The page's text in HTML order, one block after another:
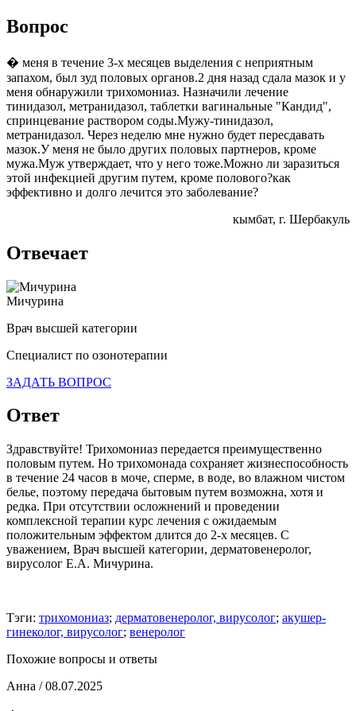
Вопрос
� меня в течение 3-х месяцев выделения с неприятным
запахом, был зуд половых органов.2 дня назад сдала мазок и у
меня обнаружили трихомониаз. Назначили лечение
тинидазол, метранидазол, таблетки вагинальные "Кандид",
спринцевание раствором соды.Мужу-тинидазол,
метранидазол. Через неделю мне нужно будет пересдавать
мазок.У меня не было других половых партнеров, кроме
мужа.Муж утверждает, что у него тоже.Можно ли заразиться
этой инфекцией другим путем, кроме полового?как
эффективно и долго лечится это заболевание?
кымбат, г. Шербакуль
Отвечает
Мичурина
Врач высшей категории
Специалист по озонотерапии
ЗАДАТЬ ВОПРОС
Ответ
Здравствуйте! Трихомониаз передается преимущественно
половым путем. Но трихомонада сохраняет жизнеспособность
в течение 24 часов в моче, сперме, в воде, во влажном чистом
белье, поэтому передача бытовым путем возможна, хотя и
редка. При отсутствии осложнений и проведении
комплексной терапии курс лечения с ожидаемым
положительным эффектом длится до 2-х месяцев. С
уважением, Врач высшей категории, дерматовенеролог,
вирусолог Е.А. Мичурина.
Тэги: трихомониаз; дерматовенеролог, вирусолог; акушер-
гинеколог, вирусолог; венеролог
Похожие вопросы и ответы
Анна / 08.07.2025